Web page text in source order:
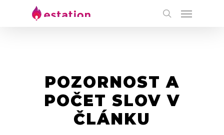
POZORNOST A
POČET SLOV V
ČLÁNKU